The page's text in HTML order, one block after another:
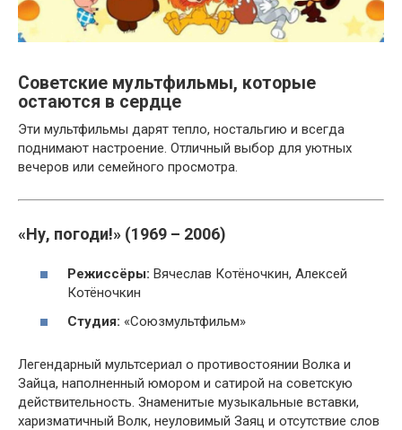
Советские мультфильмы, которые
остаются в сердце
Эти мультфильмы дарят тепло, ностальгию и всегда
поднимают настроение. Отличный выбор для уютных
вечеров или семейного просмотра.
«Ну, погоди!» (1969 – 2006)
Режиссёры: Вячеслав Котёночкин, Алексей
Котёночкин
Студия: «Союзмультфильм»
Легендарный мультсериал о противостоянии Волка и
Зайца, наполненный юмором и сатирой на советскую
действительность. Знаменитые музыкальные вставки,
харизматичный Волк, неуловимый Заяц и отсутствие слов